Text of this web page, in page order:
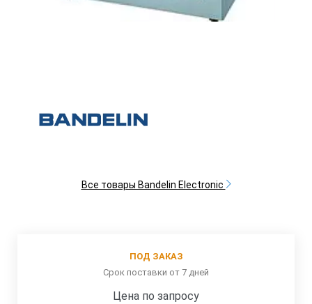
Все товары Bandelin Electronic
ПОД ЗАКАЗ
Срок поставки от 7 дней
Цена по запросу